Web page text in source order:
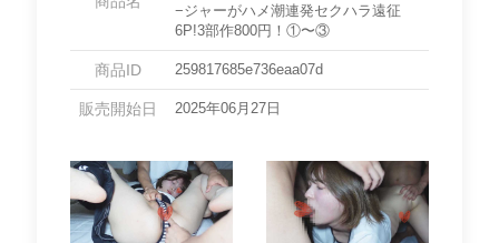
−ジャーがハメ潮連発セクハラ遠征
6P!3部作800円！①〜③
商品ID 259817685e736eaa07d
販売開始日 2025年06月27日